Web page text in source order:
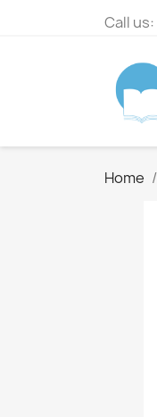
Call us:
Home